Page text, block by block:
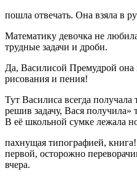
пошла отвечать. Она взяла в
Математику девочка не
трудные задачи и дроби.
Да, Василисой Премудрой она
рисования и пения!
Тут Василиса всегда получала
решив задачу, Вася получила»
В её школьной сумке лежала
пахнущая типографией, книга!
первой, осторожно
вчера.